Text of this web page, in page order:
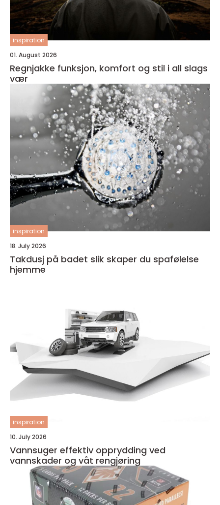
inspiration
01. August 2026
Regnjakke funksjon, komfort og stil i all slags
vær
inspiration
18. July 2026
Takdusj på badet slik skaper du spafølelse
hjemme
inspiration
10. July 2026
Vannsuger effektiv opprydding ved
vannskader og våt rengjøring